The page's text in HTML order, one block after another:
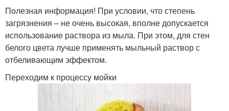
Полезная информация! При условии, что степень
загрязнения – не очень высокая, вполне допускается
использование раствора из мыла. При этом, для стен
белого цвета лучше применять мыльный раствор с
отбеливающим эффектом.
Переходим к процессу мойки